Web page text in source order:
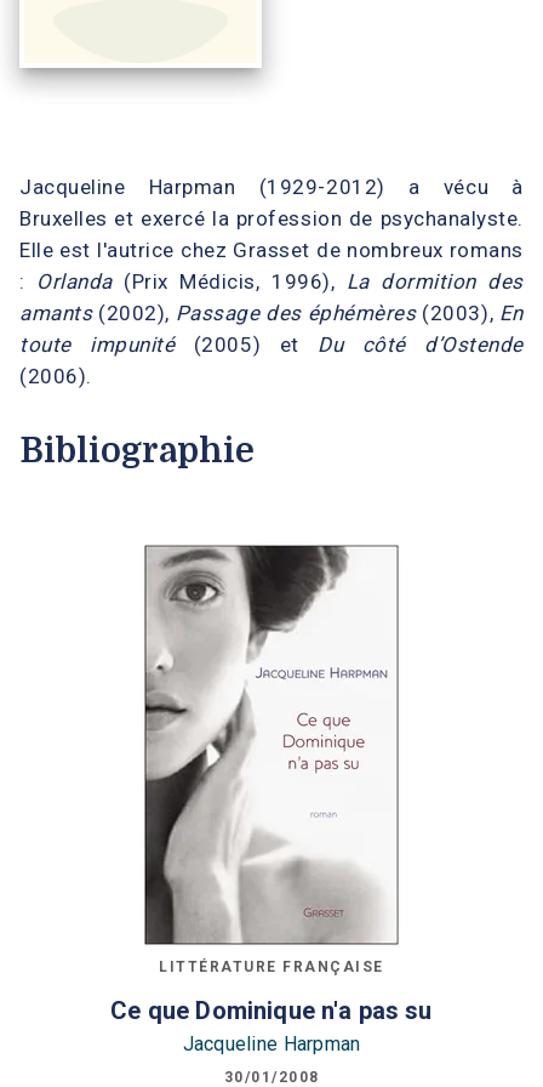
Jacqueline Harpman (1929-2012) a vécu à
Bruxelles et exercé la profession de psychanalyste.
Elle est l'autrice chez Grasset de nombreux romans
: Orlanda(Prix Médicis, 1996), La dormition des
amants(2002), Passage des éphémères(2003), En
toute impunité(2005) et Du côté d’Ostende
(2006).
Bibliographie
LITTÉRATURE FRANÇAISE
Ce que Dominique n'a pas su
Jacqueline Harpman
30/01/2008